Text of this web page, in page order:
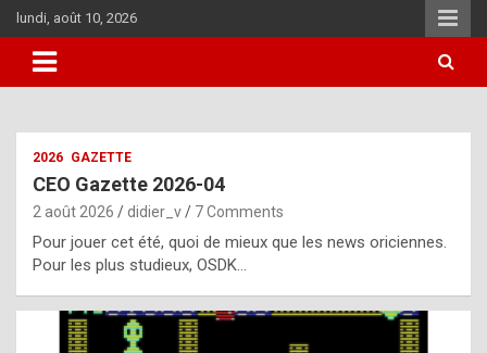
Skip
to
content
lundi, août 10, 2026
i
u
l
2026 GAZETTE
CEO Gazette 2026-04
2 août 2026 didier_v 7 Comments
Pour jouer cet été, quoi de mieux que les news oriciennes.
Pour les plus studieux, OSDK…